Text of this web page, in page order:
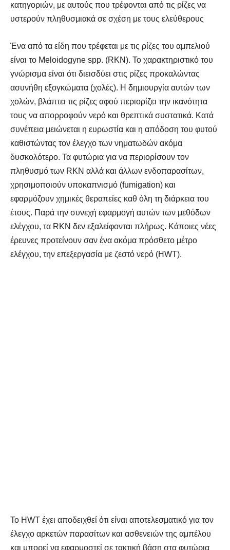
κατηγοριών, με αυτούς που τρέφονται από τις ρίζες να
υστερούν πληθυσμιακά σε σχέση με τους ελεύθερους
Ένα από τα είδη που τρέφεται με τις ρίζες του αμπελιού
είναι το Meloidogyne spp. (RKN). Το χαρακτηριστικό του
γνώρισμα είναι ότι διεισδύει στις ρίζες προκαλώντας
ασυνήθη εξογκώματα (χολές). Η δημιουργία αυτών των
χολών, βλάπτει τις ρίζες αφού περιορίζει την ικανότητα
τους να απορροφούν νερό και θρεπτικά συστατικά. Κατά
συνέπεια μειώνεται η ευρωστία και η απόδοση του φυτού
καθιστώντας τον έλεγχο των νηματωδών ακόμα
δυσκολότερο. Τα φυτώρια για να περιορίσουν τον
πληθυσμό των RKN αλλά και άλλων ενδοπαρασίτων,
χρησιμοποιούν υποκαπνισμό (fumigation) και
εφαρμόζουν χημικές θεραπείες καθ όλη τη διάρκεια του
έτους. Παρά την συνεχή εφαρμογή αυτών των μεθόδων
ελέγχου, τα RKN δεν εξαλείφονται πλήρως. Κάποιες νέες
έρευνες προτείνουν σαν ένα ακόμα πρόσθετο μέτρο
ελέγχου, την επεξεργασία με ζεστό νερό (HWT).
Το HWT έχει αποδειχθεί ότι είναι αποτελεσματικό για τον
έλεγχο αρκετών παρασίτων και ασθενειών της αμπέλου
και μπορεί να εφαρμοστεί σε τακτική βάση στα φυτώρια